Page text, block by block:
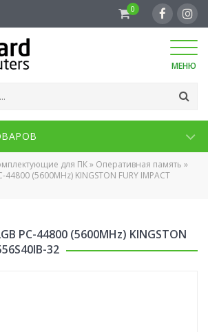
0
МЕНЮ
для ПК» Оперативная память »
44800 (5600MHz) KINGSTON FURY IMPACT
PC-44800 (5600MHz) KINGSTON
32